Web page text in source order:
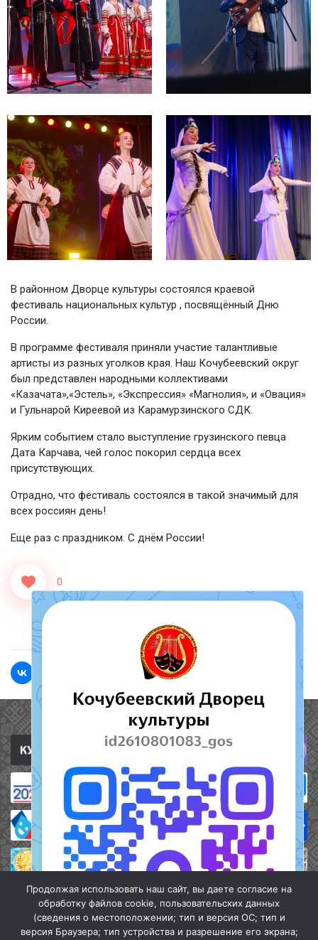
В районном Дворце культуры состоялся краевой
фестиваль национальных культур , посвящённый Дню
России.
В программе фестиваля приняли участие талантливые
артисты из разных уголков края. Наш Кочубеевский округ
был представлен народными коллективами
«Казачата»,«Эстель», «Экспрессия» «Магнолия», и «Овация»
и Гульнарой Киреевой из Карамурзинского СДК.
Ярким событием стало выступление грузинского певца
Дата Карчава, чей голос покорил сердца всех
присутствующих.
Отрадно, что фестиваль состоялся в такой значимый для
всех россиян день!
Еще раз с праздником. С днём России!
0
Полезные ссылки
Продолжая использовать наш сайт, вы даете согласие на
обработку файлов cookie, пользовательских данных
(сведения о местоположении; тип и версия ОС; тип и
версия Браузера; тип устройства и разрешение его экрана;